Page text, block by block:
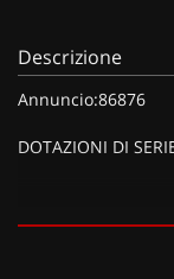
Descrizione
Annuncio:86876
DOTAZIONI DI
Vernice